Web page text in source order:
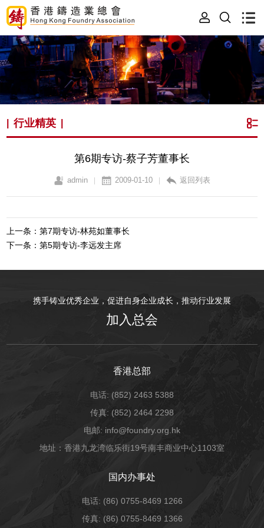
|行业精英
第6期专访-蔡子芳董事长
admin | 2009-01-10 | 返回列表
上一条：第7期专访-林苑如董事长
下一条：第5期专访-李远发主席
携手铸业优秀企业，促进自身企业成长，推动行业发展
加入总会
香港总部
电话: (852) 2463 5388
传真: (852) 2464 2298
电邮: info@foundry.org.hk
地址：香港九龙湾临乐街19号南丰商业中心1103室
国内办事处
电话: (86) 0755-8469 1266
传真: (86) 0755-8469 1366